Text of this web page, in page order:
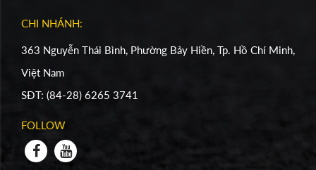
CHI NHÁNH:
363 Nguyễn Thái Bình, Phường Bảy Hiền, Tp. Hồ Chí Minh,
Việt Nam
SĐT: (84-28) 6265 3741
FOLLOW